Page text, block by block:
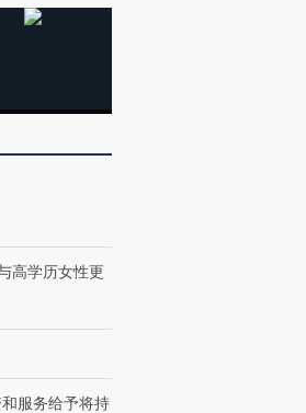
100种
·第三对
CFO：不靠规模取胜，华
住三大增长引擎是什么？
高学历女性更
服务给予将持